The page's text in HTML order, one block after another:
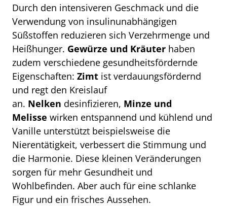
Durch den intensiveren Geschmack und die
Verwendung von insulinunabhängigen
Süßstoffen reduzieren sich Verzehrmenge und
Heißhunger. Gewürze und Kräuter haben
zudem verschiedene gesundheitsfördernde
Eigenschaften: Zimt ist verdauungsfördernd
und regt den Kreislauf
an. Nelken desinfizieren, Minze und
Melisse wirken entspannend und kühlend und
Vanille unterstützt beispielsweise die
Nierentätigkeit, verbessert die Stimmung und
die Harmonie. Diese kleinen Veränderungen
sorgen für mehr Gesundheit und
Wohlbefinden. Aber auch für eine schlanke
Figur und ein frisches Aussehen.